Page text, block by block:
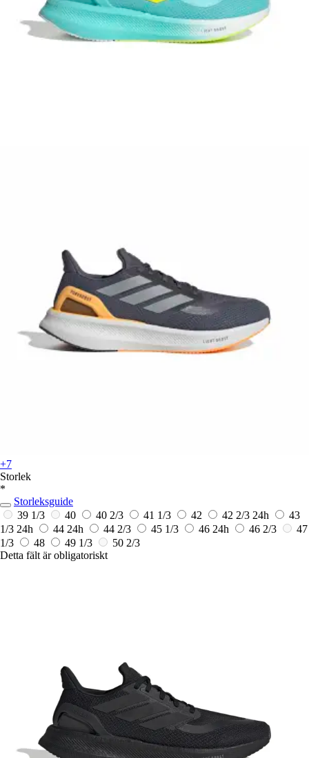
+7
Storlek
*
Storleksguide
39 1/3
40 40 2/3 41 1/3 42 42 2/3 24h
43
1/3 24h 44 24h 44 2/3 45 1/3 46 24h 46 2/3
47
1/3
48 49 1/3
50 2/3
Detta fält är obligatoriskt